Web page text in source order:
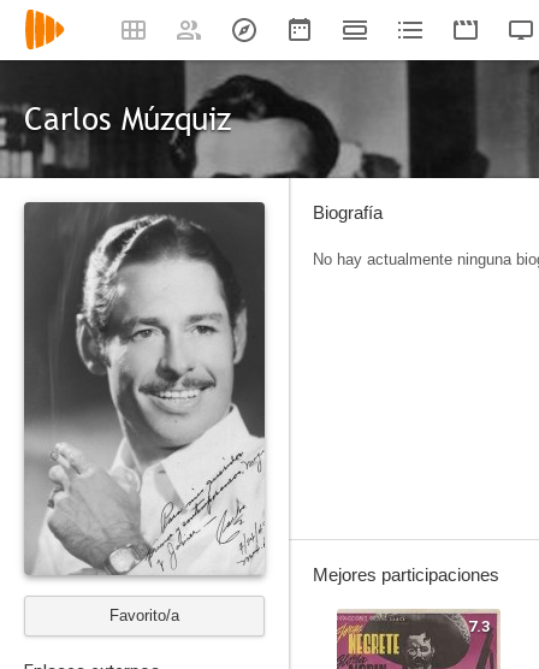
Carlos Múzquiz
Favorito/a
Biografía
No hay actualmente ninguna
Mejores participaciones
7.3